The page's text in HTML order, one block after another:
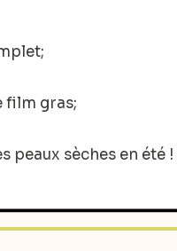
film gras;
peaux sèches en été !